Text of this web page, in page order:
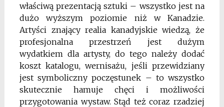
właściwą prezentacją sztuki – wszystko jest na
dużo wyższym poziomie niż w Kanadzie.
Artyści znający realia kanadyjskie wiedzą, że
profesjonalna przestrzeń jest dużym
wydatkiem dla artysty, do tego należy dodać
koszt katalogu, wernisażu, jeśli przewidziany
jest symboliczny poczęstunek – to wszystko
skutecznie hamuje chęci i możliwości
przygotowania wystaw. Stąd też coraz rzadziej